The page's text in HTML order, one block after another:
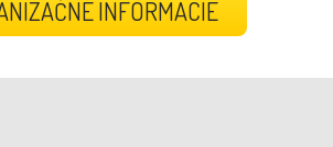
INFORMÁCIE